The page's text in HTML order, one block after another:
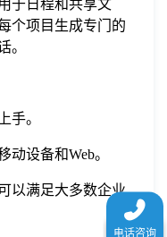
于日程和共享文
个项目生成专门的
。
手。
设备和Web。
以满足大多数企业